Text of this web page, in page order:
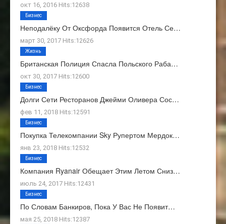
окт 16, 2016 Hits:12638
Неподалёку От Оксфорда Появится Отель Се…
март 30, 2017 Hits:12626
Бизнес
Британская Полиция Спасла Польского Раба…
окт 30, 2017 Hits:12600
Жизнь
Долги Сети Ресторанов Джейми Оливера Сос…
фев 11, 2018 Hits:12591
Бизнес
Покупка Телекомпании Sky Рупертом Мердок…
янв 23, 2018 Hits:12532
Бизнес
Компания Ryanair Обещает Этим Летом Сниз…
июль 24, 2017 Hits:12431
Бизнес
По Словам Банкиров, Пока У Вас Не Появит…
мая 25, 2018 Hits:12387
Бизнес